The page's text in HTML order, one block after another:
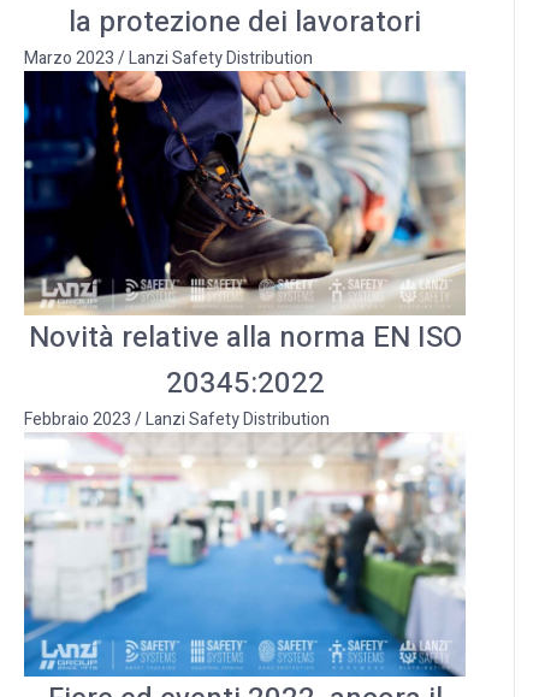
la protezione dei lavoratori
Marzo 2023/Lanzi Safety Distribution
Novità relative alla norma EN ISO
20345:2022
Febbraio 2023/Lanzi Safety Distribution